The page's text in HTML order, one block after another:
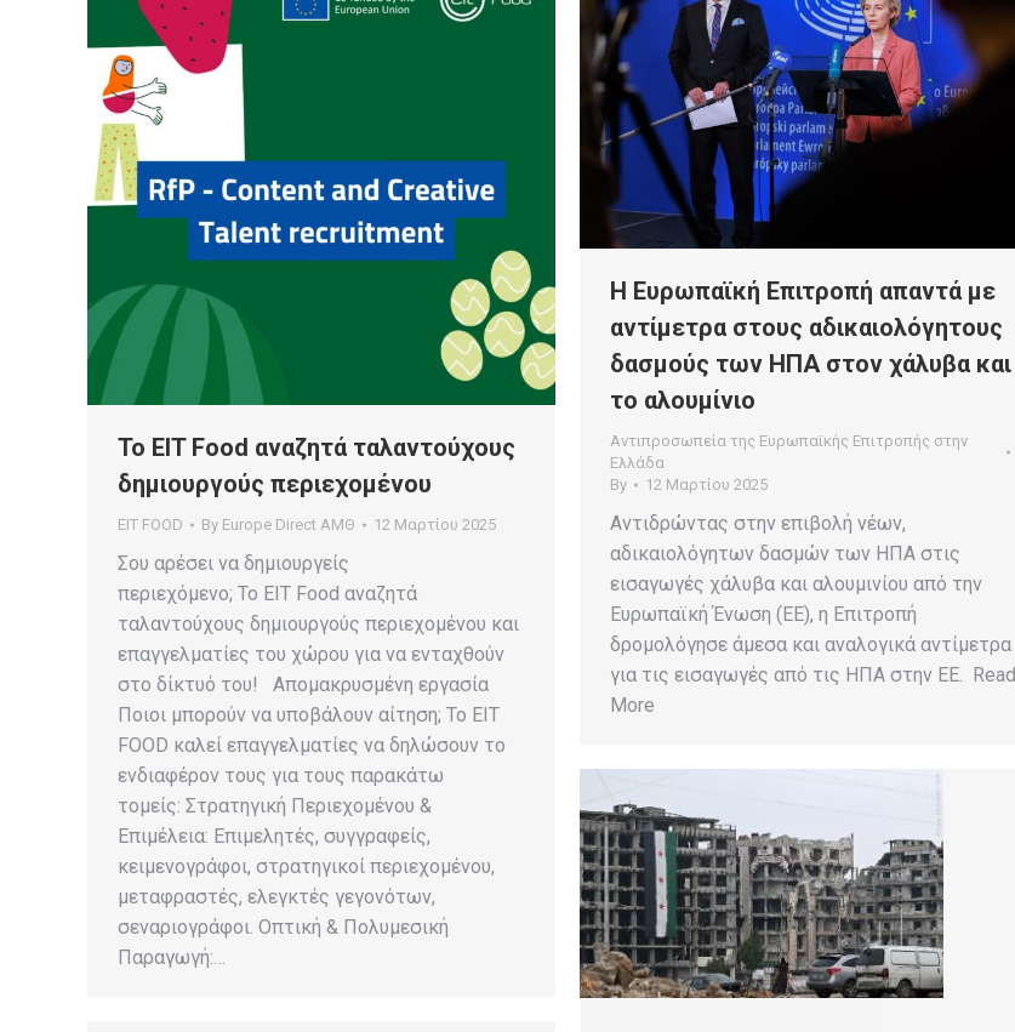
Το EIT Food αναζητά ταλαντούχους
δημιουργούς περιεχομένου
EIT FOOD By Europe Direct ΑΜΘ 12 Μαρτίου 2025
Σου αρέσει να δημιουργείς
περιεχόμενο; Το EIT Food αναζητά
ταλαντούχους δημιουργούς περιεχομένου και
επαγγελματίες του χώρου για να ενταχθούν
στο δίκτυό του! Απομακρυσμένη εργασία
Ποιοι μπορούν να υποβάλουν αίτηση; Το EIT
FOOD καλεί επαγγελματίες να δηλώσουν το
ενδιαφέρον τους για τους παρακάτω
τομείς: Στρατηγική Περιεχομένου &
Επιμέλεια: Επιμελητές, συγγραφείς,
κειμενογράφοι, στρατηγικοί περιεχομένου,
μεταφραστές, ελεγκτές γεγονότων,
σεναριογράφοι. Οπτική & Πολυμεσική
Παραγωγή:…
Η Ευρωπαϊκή Επιτροπή απαντά με
αντίμετρα στους αδικαιολόγητους
δασμούς των ΗΠΑ στον χάλυβα και
το αλουμίνιο
Αντιπροσωπεία της Ευρωπαϊκής Επιτροπής στην
Ελλάδα
By
12 Μαρτίου 2025
Αντιδρώντας στην επιβολή νέων,
αδικαιολόγητων δασμών των ΗΠΑ στις
εισαγωγές χάλυβα και αλουμινίου από την
Ευρωπαϊκή Ένωση (ΕΕ), η Επιτροπή
δρομολόγησε άμεσα και αναλογικά αντίμετρα
για τις εισαγωγές από τις ΗΠΑ στην ΕΕ. Read
More